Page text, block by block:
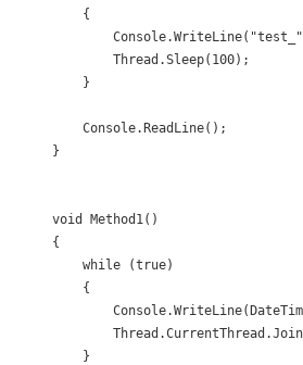
        {
            Thread.Sleep(100);
        }
        Console.ReadLine();
    }
    void Method1()
    {
        while (true)
        {
        }